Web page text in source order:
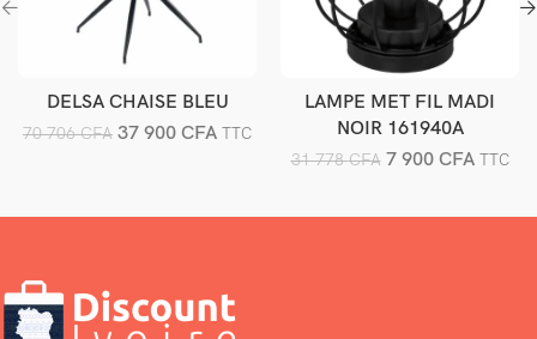
Ajouter au panier
DELSA CHAISE BLEU
70 706CFA 37 900 CFA TTC
Ajouter au panier
LAMPE MET FIL MADI
NOIR 161940A
31 778CFA 7 900 CFA TTC